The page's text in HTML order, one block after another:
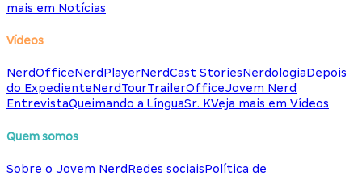
mais em Notícias
Vídeos
NerdOfficeNerdPlayerNerdCast StoriesNerdologiaDepois
do ExpedienteNerdTourTrailerOfficeJovem Nerd
EntrevistaQueimando a LínguaSr. KVeja mais em Vídeos
Quem somos
Sobre o Jovem NerdRedes sociaisPolítica de